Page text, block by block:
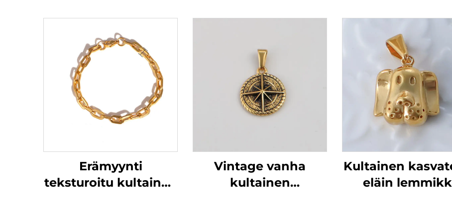
Erämyynti
teksturoitu kultainen
Vintage vanha
kultainen
Kultainen
eläin